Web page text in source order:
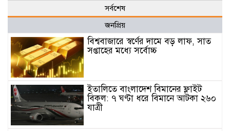
সর্বশেষ
জনপ্রিয়
বিশ্ববাজারে স্বর্ণের দামে বড় লাফ, সাত
সপ্তাহের মধ্যে সর্বোচ্চ
ইতালিতে বাংলাদেশ বিমানের ফ্লাইট
বিকল: ৭ ঘণ্টা ধরে বিমানে আটকা ২৬০
যাত্রী